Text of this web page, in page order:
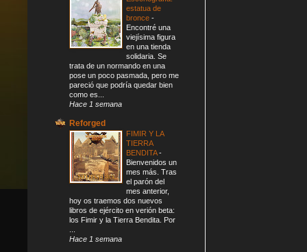
estatua de
bronce -
Encontré una
viejísima figura
en una tienda
solidaria. Se
trata de un normando en una
pose un poco pasmada, pero me
pareció que podría quedar bien
como es...
Hace 1 semana
Reforged
FIMIR Y LA
TIERRA
BENDITA-
Bienvenidos un
mes más. Tras
el parón del
mes anterior,
hoy os traemos dos nuevos
libros de ejército en verión beta:
los Fimir y la Tierra Bendita. Por
Hace 1 semana